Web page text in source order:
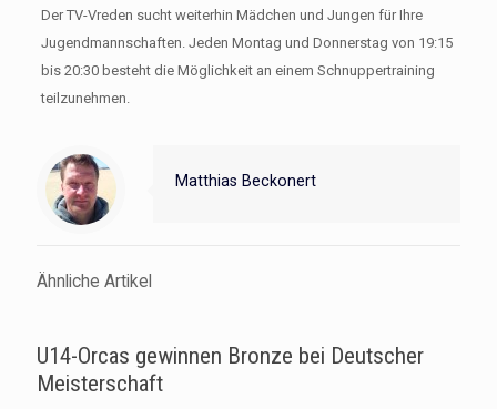
Der TV-Vreden sucht weiterhin Mädchen und Jungen für Ihre
Jugendmannschaften. Jeden Montag und Donnerstag von 19:15
bis 20:30 besteht die Möglichkeit an einem Schnuppertraining
teilzunehmen.
Matthias Beckonert
Ähnliche Artikel
U14-Orcas gewinnen Bronze bei Deutscher
Meisterschaft